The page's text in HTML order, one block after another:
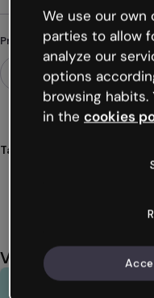
Procurando algo diferente?
Tags
Você também
We use our
parties to allow
analyze our
options
browsing habits.
in the cookies